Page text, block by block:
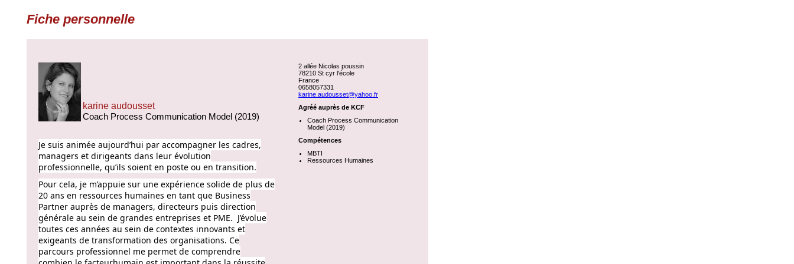
Fiche personnelle
karine audousset
Coach Process Communication Model (2019)
Je suis animée aujourd’hui par accompagner les cadres,
managers et dirigeants dans leur évolution
professionnelle, qu’ils soient en poste ou en transition.
Pour cela, je m’appuie sur une expérience solide de plus de
20 ans en ressources humaines en tant que Business
Partner auprès de managers, directeurs puis direction
générale au sein de grandes entreprises et PME. J’évolue
toutes ces années au sein de contextes innovants et
exigeants de transformation des organisations. Ce
parcours professionnel me permet de comprendre
2 allée Nicolas poussin
78210 St cyr l'école
France
0658057331
karine.audousset@yahoo.fr
Agréé auprès de KCF
Coach Process Communication
Model (2019)
Compétences
MBTI
Ressources Humaines